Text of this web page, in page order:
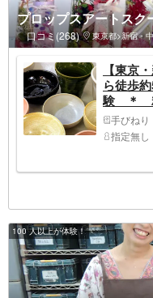
プロップスアートスク
口コミ(268) 東京都>新宿・
【東京
ら徒歩
験 ＊
様・カ
手びねり
指定無し
100 人以上が体験！